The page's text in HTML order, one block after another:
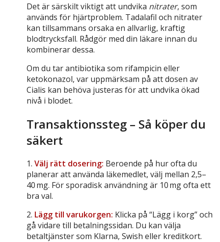
Det är särskilt viktigt att undvika nitrater, som
används för hjärtproblem. Tadalafil och nitrater
kan tillsammans orsaka en allvarlig, kraftig
blodtrycksfall. Rådgör med din läkare innan du
kombinerar dessa.
Om du tar antibiotika som rifampicin eller
ketokonazol, var uppmärksam på att dosen av
Cialis kan behöva justeras för att undvika ökad
nivå i blodet.
Transaktionssteg – Så köper du
säkert
1. Välj rätt dosering: Beroende på hur ofta du
planerar att använda läkemedlet, välj mellan 2,5–
40 mg. För sporadisk användning är 10 mg ofta ett
bra val.
2. Lägg till varukorgen: Klicka på “Lägg i korg” och
gå vidare till betalningssidan. Du kan välja
betaltjänster som Klarna, Swish eller kreditkort.